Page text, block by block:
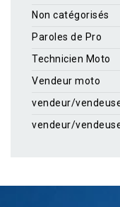
Non catégorisés
Paroles de Pro
Technicien Moto
Vendeur moto
vendeur/
vendeur/